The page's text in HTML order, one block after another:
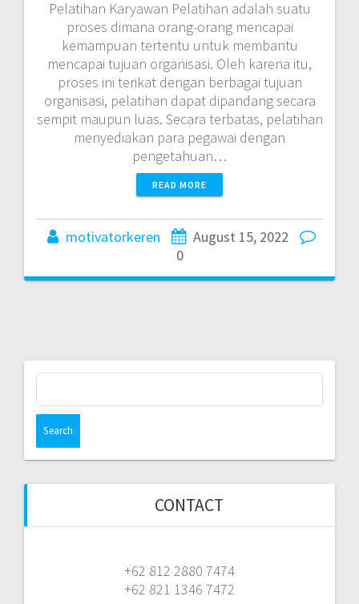
Pelatihan Karyawan Pelatihan adalah suatu
proses dimana orang-orang mencapai
kemampuan tertentu untuk membantu
mencapai tujuan organisasi. Oleh karena itu,
proses ini terikat dengan berbagai tujuan
organisasi, pelatihan dapat dipandang secara
sempit maupun luas. Secara terbatas, pelatihan
menyediakan para pegawai dengan
pengetahuan…
READ MORE
motivatorkeren
August 15, 2022
0
CONTACT
+62 812 2880 7474
+62 821 1346 7472